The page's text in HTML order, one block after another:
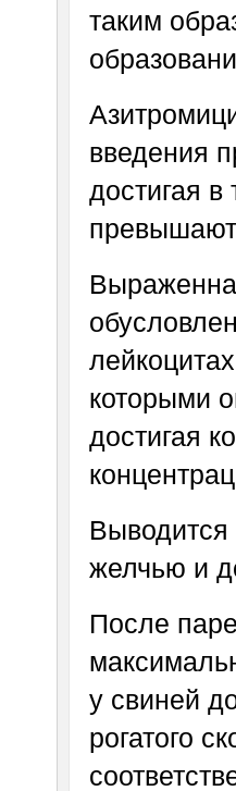
таким
введения
достигая в
превышают
которыми
достигая
Выводится
желчью и
После
у свиней
рогатого